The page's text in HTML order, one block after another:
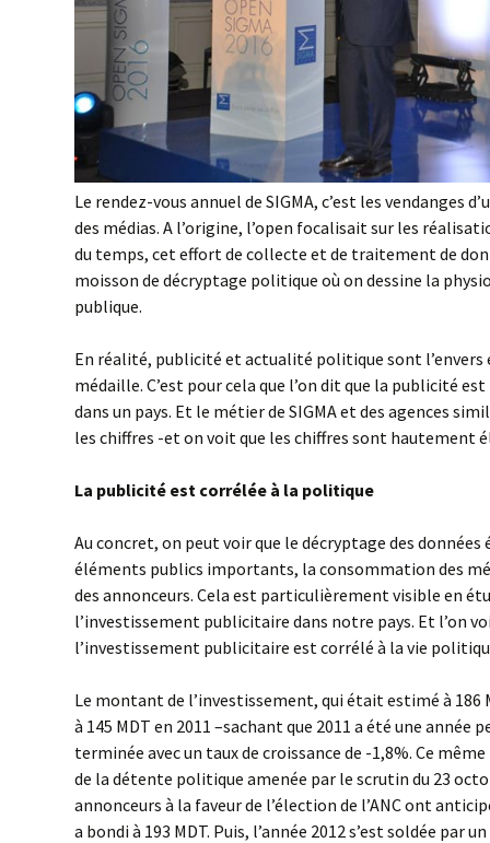
Le rendez-vous annuel de SIGMA, c’est les vendanges
des médias. A l’origine, l’open focalisait sur les
du temps, cet effort de collecte et de traitement de
moisson de décryptage politique où on dessine la
publique.
En réalité, publicité et actualité politique sont l’envers
médaille. C’est pour cela que l’on dit que la publicité
dans un pays. Et le métier de SIGMA et des agences
les chiffres -et on voit que les chiffres sont hautement
La publicité est corrélée à la politique
Au concret, on peut voir que le décryptage des
éléments publics importants, la consommation des
des annonceurs. Cela est particulièrement visible en
l’investissement publicitaire dans notre pays. Et l’on
l’investissement publicitaire est corrélé à la vie
Le montant de l’investissement, qui était estimé à 186
à 145 MDT en 2011 –sachant que 2011 a été une année
terminée avec un taux de croissance de -1,8%. Ce
de la détente politique amenée par le scrutin du 23
annonceurs à la faveur de l’élection de l’ANC ont
a bondi à 193 MDT. Puis, l’année 2012 s’est soldée par